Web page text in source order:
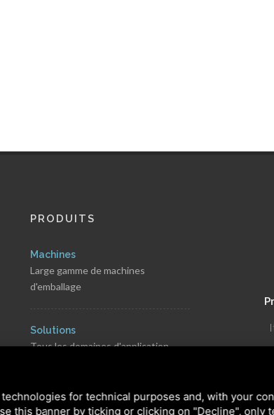
PRODUITS
Machines
Large gamme de machines
d'emballage
Solutions
Tous les domaines d'application
for technical purposes and, with your
this banner by ticking or clicking on "Decline", only